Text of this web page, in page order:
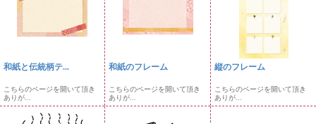
和紙と伝統柄テ...
こちらのページを開いて頂き
ありが...
和紙のフレーム
こちらのページを開いて頂き
ありが...
縦のフレーム
こちらのページを開いて頂き
ありが...